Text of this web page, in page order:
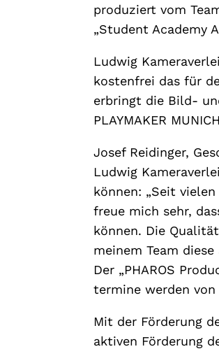
produziert vom
„Student Academy
Ludwig
kostenfrei das für
erbringt die Bild-
PLAYMAKER
Josef Reidinger,
Ludwig
können: „Seit
freue mich sehr,
können. Die
meinem Team
Der „PHAROS
termine werden von
Mit der Förderung
aktiven Förderung